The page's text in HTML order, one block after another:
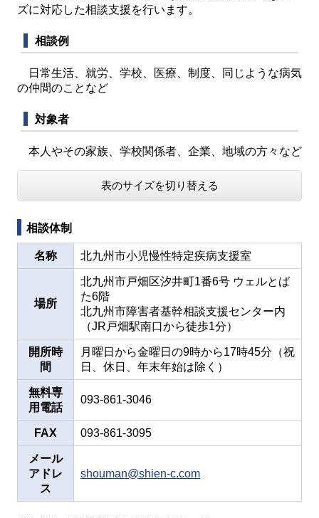
ズに対応した相談支援を行います。
相談例
日常生活、就労、学校、医療、制度、同じような病気
の仲間のことなど
対象者
本人やその家族、学校関係者、企業、地域の方々など
表のサイズを切り替える
相談体制
名称 北九州市小児慢性特定疾病支援室
場所
北九州市戸畑区汐井町1番6号 ウェルとば
た6階
北九州市障害者基幹相談支援センター内
（JR戸畑駅南口から徒歩1分）
開所時
間
月曜日から金曜日の9時から17時45分（祝
日、休日、年末年始は除く）
無料専
用電話
093-861-3046
FAX 093-861-3095
メール
アドレ
ス
shouman@shien-c.com